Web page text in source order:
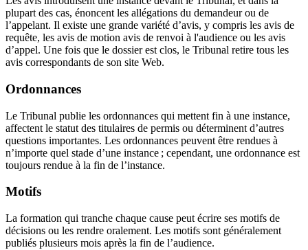
plupart des cas, énoncent les allégations du demandeur ou de
l’appelant. Il existe une grande variété d’avis, y compris les avis de
requête, les avis de motion avis de renvoi à l'audience ou les avis
d’appel. Une fois que le dossier est clos, le Tribunal retire tous les
avis correspondants de son site Web.
Ordonnances
Le Tribunal publie les ordonnances qui mettent fin à une instance,
affectent le statut des titulaires de permis ou déterminent d’autres
questions importantes. Les ordonnances peuvent être rendues à
n’importe quel stade d’une instance ; cependant, une ordonnance est
toujours rendue à la fin de l’instance.
Motifs
La formation qui tranche chaque cause peut écrire ses motifs de
décisions ou les rendre oralement. Les motifs sont généralement
publiés plusieurs mois après la fin de l’audience.